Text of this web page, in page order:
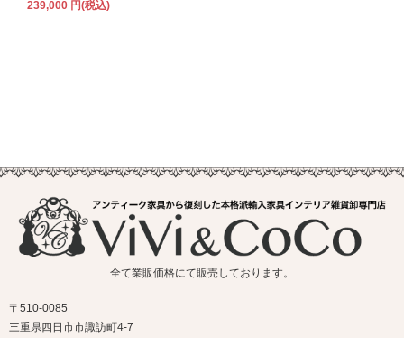
239,000 円(税込)
全て業販価格にて販売しております。
〒510-0085
三重県四日市市諏訪町4-7